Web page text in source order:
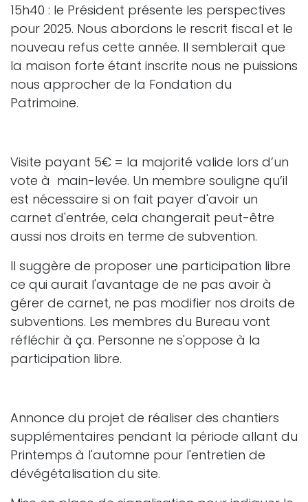
15h40 : le Président présente les perspectives
pour 2025. Nous abordons le rescrit fiscal et le
nouveau refus cette année. Il semblerait que
la maison forte étant inscrite nous ne puissions
nous approcher de la Fondation du
Patrimoine.
Visite payant 5€ = la majorité valide lors d’un
vote à main-levée. Un membre souligne qu’il
est nécessaire si on fait payer d'avoir un
carnet d'entrée, cela changerait peut-être
aussi nos droits en terme de subvention.
Il suggère de proposer une participation libre
ce qui aurait l'avantage de ne pas avoir à
gérer de carnet, ne pas modifier nos droits de
subventions. Les membres du Bureau vont
réfléchir à ça. Personne ne s'oppose à la
participation libre.
Annonce du projet de réaliser des chantiers
supplémentaires pendant la période allant du
Printemps à l'automne pour l'entretien de
dévégétalisation du site.